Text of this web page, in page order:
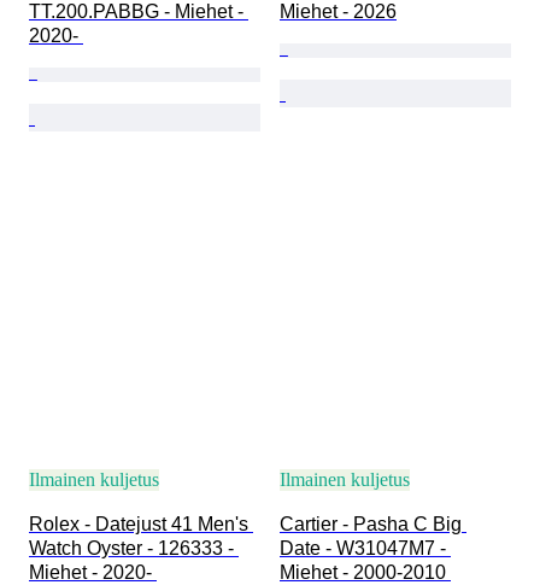
TT.200.PABBG - Miehet -
2020-
Miehet - 2026
Ilmainen kuljetus
Rolex - Datejust 41 Men's
Watch Oyster - 126333 -
Miehet - 2020-
Ilmainen kuljetus
Cartier - Pasha C Big
Date - W31047M7 -
Miehet - 2000-2010